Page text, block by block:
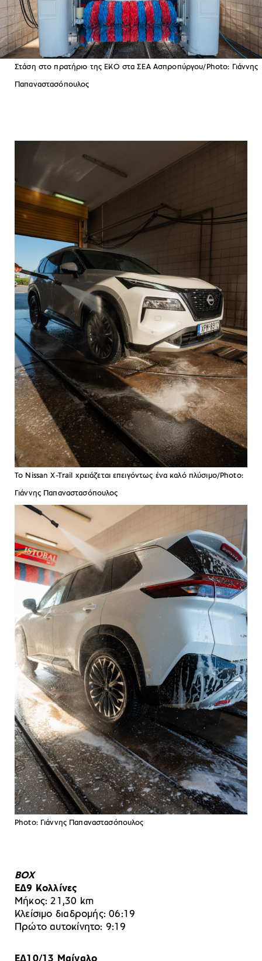
Στάση στο πρατήριο της ΕΚΟ στα ΣΕΑ Ασπροπύργου/Photo: Γιάννης
Παπαναστασόπουλος
Το Nissan X-Trail χρειάζεται επειγόντως ένα καλό πλύσιμο/Photo:
Γιάννης Παπαναστασόπουλος
Photo: Γιάννης Παπαναστασόπουλος
ΒΟΧ
ΕΔ9 Κολλίνες
Μήκος: 21,30 km
Κλείσιμο διαδρομής: 06:19
Πρώτο αυτοκίνητο: 9:19
ΕΔ10/13 Μαίναλο